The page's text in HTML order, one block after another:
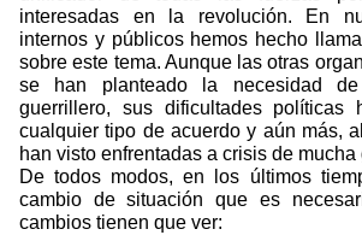
interesadas en la revolución. En
internos y públicos hemos hecho
sobre este tema. Aunque las otras
se han planteado la necesidad
guerrillero, sus dificultades políticas
cualquier tipo de acuerdo y aún más,
han visto enfrentadas a crisis de mucha
De todos modos, en los últimos
cambio de situación que es
cambios tienen que ver: